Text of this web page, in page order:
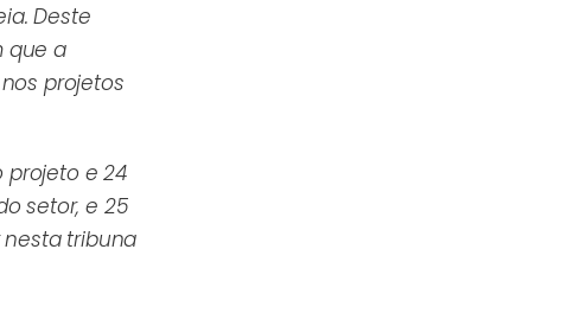
Deste
que a
projetos
projeto e 24
setor, e 25
tribuna